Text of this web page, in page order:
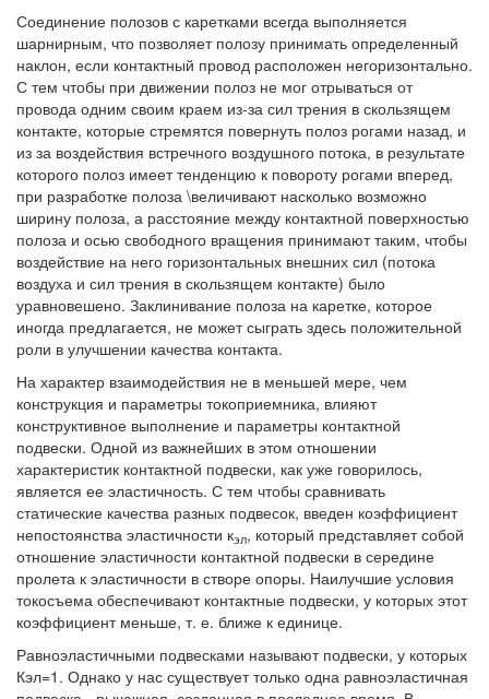
Соединение полозов с каретками всегда выполняется
шарнирным, что позволяет полозу принимать определенный
наклон, если контактный провод расположен негоризонтально.
С тем чтобы при движении полоз не мог отрываться от
провода одним своим краем из-за сил трения в скользящем
контакте, которые стремятся повернуть полоз рогами назад, и
из за воздействия встречного воздушного потока, в результате
которого полоз имеет тенденцию к повороту рогами вперед,
при разработке полоза \величивают насколько возможно
ширину полоза, а расстояние между контактной поверхностью
полоза и осью свободного вращения принимают таким, чтобы
воздействие на него горизонтальных внешних сил (потока
воздуха и сил трения в скользящем контакте) было
уравновешено. Заклинивание полоза на каретке, которое
иногда предлагается, не может сыграть здесь положительной
роли в улучшении качества контакта.
На характер взаимодействия не в меньшей мере, чем
конструкция и параметры токоприемника, влияют
конструктивное выполнение и параметры контактной
подвески. Одной из важнейших в этом отношении
характеристик контактной подвески, как уже говорилось,
является ее эластичность. С тем чтобы сравнивать
статические качества разных подвесок, введен коэффициент
непостоянства эластичности кэл, который представляет собой
отношение эластичности контактной подвески в середине
пролета к эластичности в створе опоры. Наилучшие условия
токосъема обеспечивают контактные подвески, у которых этот
коэффициент меньше, т. е. ближе к единице.
Равноэластичными подвесками называют подвески, у которых
Кэл=1. Однако у нас существует только одна равноэластичная